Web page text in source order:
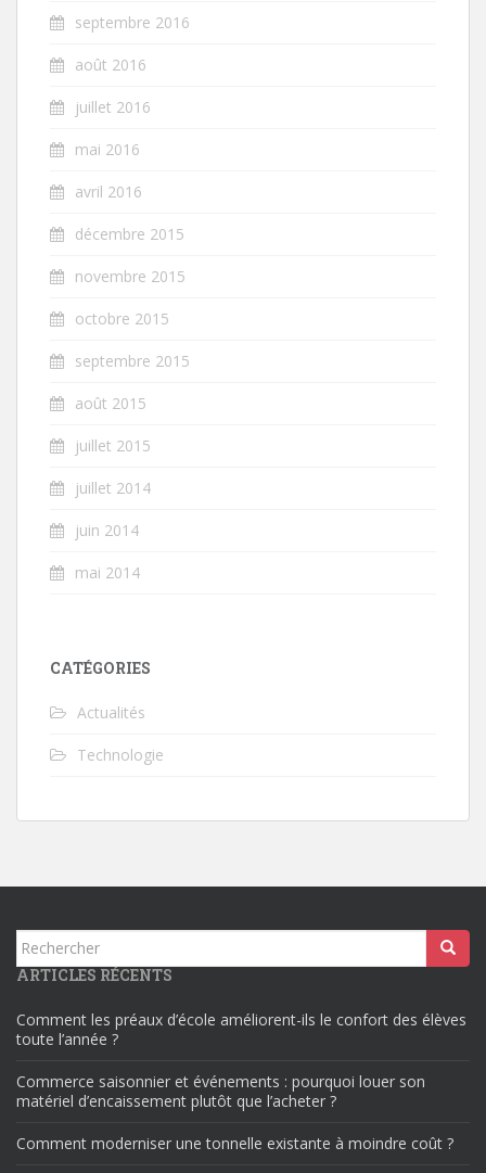
septembre 2016
août 2016
juillet 2016
mai 2016
avril 2016
décembre 2015
novembre 2015
octobre 2015
septembre 2015
août 2015
juillet 2015
juillet 2014
juin 2014
mai 2014
CATÉGORIES
Actualités
Technologie
Rechercher...
ARTICLES RÉCENTS
Comment les préaux d’école améliorent-ils le confort des élèves
toute l’année ?
Commerce saisonnier et événements : pourquoi louer son
matériel d’encaissement plutôt que l’acheter ?
Comment moderniser une tonnelle existante à moindre coût ?